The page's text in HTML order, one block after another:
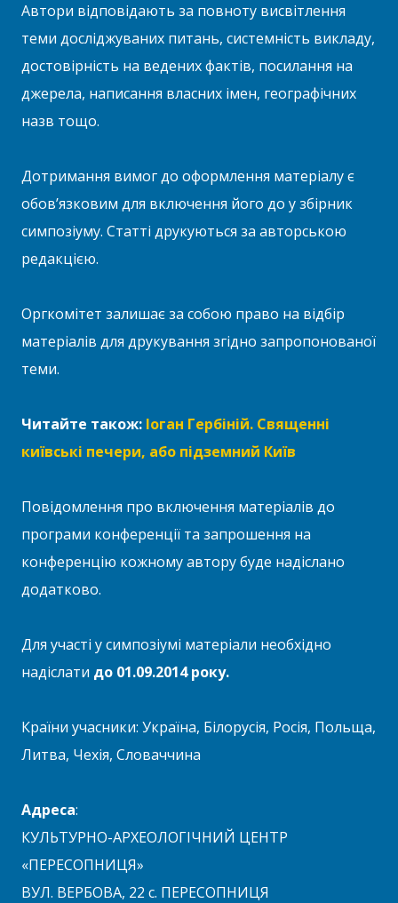
Автори відповідають за повноту висвітлення
теми досліджуваних питань, системність викладу,
достовірність на ведених фактів, посилання на
джерела, написання власних імен, географічних
назв тощо.
Дотримання вимог до оформлення матеріалу є
обов’язковим для включення його до у збірник
симпозіуму. Статті друкуються за авторською
редакцією.
Оргкомітет залишає за собою право на відбір
матеріалів для друкування згідно запропонованої
теми.
Читайте також: Іоган Гербіній. Священні
київські печери, або підземний Київ
Повідомлення про включення матеріалів до
програми конференції та запрошення на
конференцію кожному автору буде надіслано
додатково.
Для участі у симпозіумі матеріали необхідно
надіслати до 01.09.2014 року.
Країни учасники: Україна, Білорусія, Росія, Польща,
Литва, Чехія, Словаччина
Адреса:
КУЛЬТУРНО-АРХЕОЛОГІЧНИЙ ЦЕНТР
«ПЕРЕСОПНИЦЯ»
ВУЛ. ВЕРБОВА, 22 с. ПЕРЕСОПНИЦЯ